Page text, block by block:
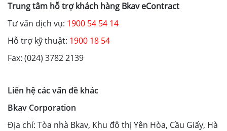
Trung tâm hỗ trợ khách hàng Bkav eContract
Tư vấn dịch vụ: 1900 54 54 14
Hỗ trợ kỹ thuật: 1900 18 54
Fax: (024) 3782 2139
Liên hệ các vấn đề khác
Bkav Corporation
Địa chỉ: Tòa nhà Bkav, Khu đô thị Yên Hòa, Cầu Giấy, Hà